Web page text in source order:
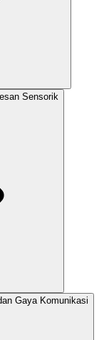
Sensorik
Gaya Komunikasi